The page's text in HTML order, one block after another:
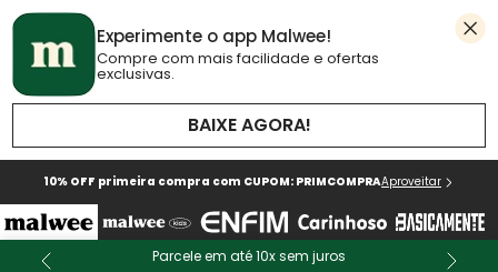
Experimente o app Malwee!
Compre com mais facilidade e ofertas
exclusivas.
BAIXE AGORA!
10% OFF primeira compra com CUPOM: PRIMCOMPRAAproveitar
Parcele em até 10x sem juros